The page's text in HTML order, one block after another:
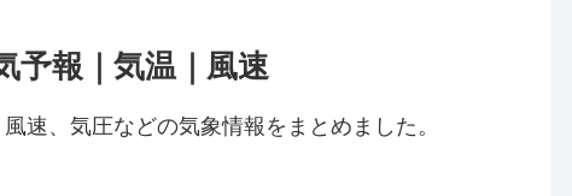
予報｜気温｜風速
速、気圧などの気象情報をまとめました。